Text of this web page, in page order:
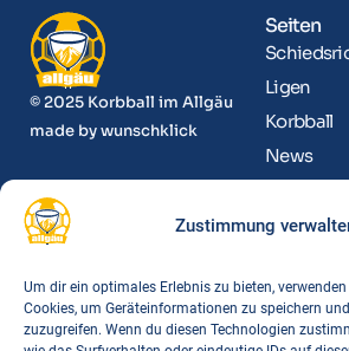
Zustimmung
Um dir ein optimales Erlebnis zu bieten,
Cookies, um Geräteinformationen zu speichern
zuzugreifen. Wenn du diesen Technologien
© 2025 Korbball im Allgäu
made bywunschklick
Seiten
Ligen
Korbball
News
Spielorte